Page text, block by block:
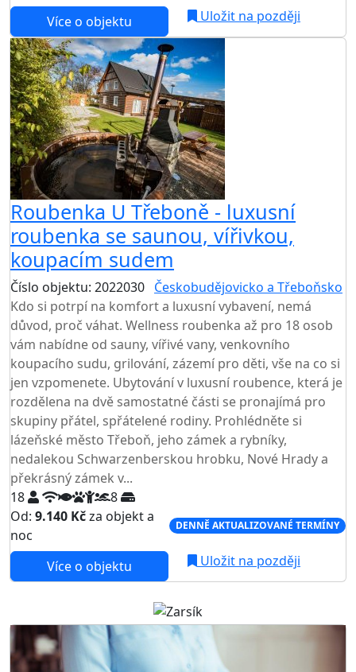
Více o objektu Uložit na později
Roubenka U Třeboně - luxusní
roubenka se saunou, vířivkou,
koupacím sudem
Číslo objektu: 2022030 Českobudějovicko a Třeboňsko
Kdo si potrpí na komfort a luxusní vybavení, nemá
důvod, proč váhat. Wellness roubenka až pro 18 osob
vám nabídne od sauny, vířivé vany, venkovního
koupacího sudu, grilování, zázemí pro děti, vše na co si
jen vzpomenete. Ubytování v luxusní roubence, která je
rozdělena na dvě samostatné části se pronajímá pro
skupiny přátel, spřátelené rodiny. Prohlédněte si
lázeňské město Třeboň, jeho zámek a rybníky,
nedalekou Schwarzenberskou hrobku, Nové Hrady a
překrásný zámek v...
18
8
Od: 9.140 Kčza objekt a
noc
DENNĚ AKTUALIZOVANÉ TERMÍNY
Více o objektu Uložit na později